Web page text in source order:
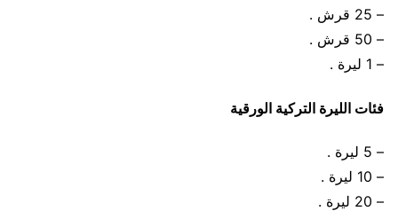
– 25 قرش .
– 50 قرش .
– 1 ليرة .
فئات الليرة التركية الورقية
– 5 ليرة .
– 10 ليرة .
– 20 ليرة .